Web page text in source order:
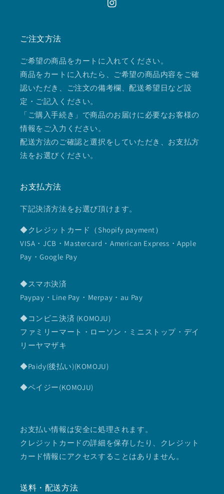
Instagram
ご注文方法
ご希望の商品をカートに入れてください。
商品をカートに入れたら、ご希望の商品内容をご確
認いただき、ご注文の備考欄、配送希望日など設
定・ご記入ください。
「ご購入手続き」で商品のお届けに必要なお客様の
情報をご入力ください。
配送方法のご確認と選択をしていただき、お支払方
法をお選びください。
お支払方法
下記決済方法をお選び頂けます。
◆クレジットカード（Shopify payment）
VISA・JCB・Mastercard・American Express・Apple
Pay・Google Pay
◆スマホ決済
Paypay・Line Pay・Merpay・au Pay
◆コンビニ決済 (KOMOJU)
ファミリーマート・ローソン・ミニストップ・デイ
リーヤマザキ
◆Paidy(後払い)(KOMOJU)
◆ペイジー(KOMOJU)
お支払い情報は安全に処理されます。
クレジットカードの詳細を保存したり、クレジット
カード情報にアクセスすることはありません。
送料・配送方法